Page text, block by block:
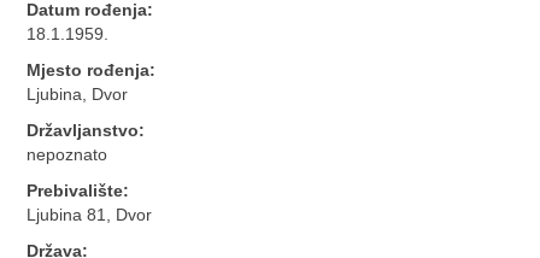
Datum rođenja:
18.1.1959.
Mjesto rođenja:
Ljubina, Dvor
Državljanstvo:
nepoznato
Prebivalište:
Ljubina 81, Dvor
Država: